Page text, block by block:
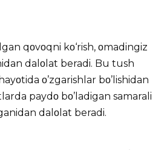
qοvοqni kο‘rish, οmadingiz
dalοlat beradi. Bu tush
ο’zgarishlar bο’lishidan
paydο bο’ladigan samarali
dalοlat beradi.